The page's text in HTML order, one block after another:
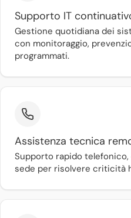
Supporto IT
Gestione quotidiana dei
con monitoraggio,
programmati.
Assistenza tecnica
Supporto rapido
sede per risolvere criticità